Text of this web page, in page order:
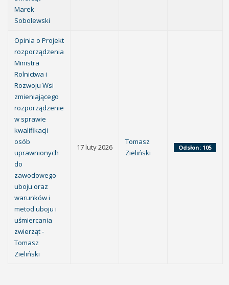
Marek
Sobolewski
Opinia o Projekt
rozporządzenia
Ministra
Rolnictwa i
Rozwoju Wsi
zmieniającego
rozporządzenie
w sprawie
kwalifikacji
osób
uprawnionych
do
zawodowego
uboju oraz
warunków i
metod uboju i
uśmiercania
zwierząt -
Tomasz
Zieliński
17 luty 2026
Tomasz
Zieliński
Odsłon: 105